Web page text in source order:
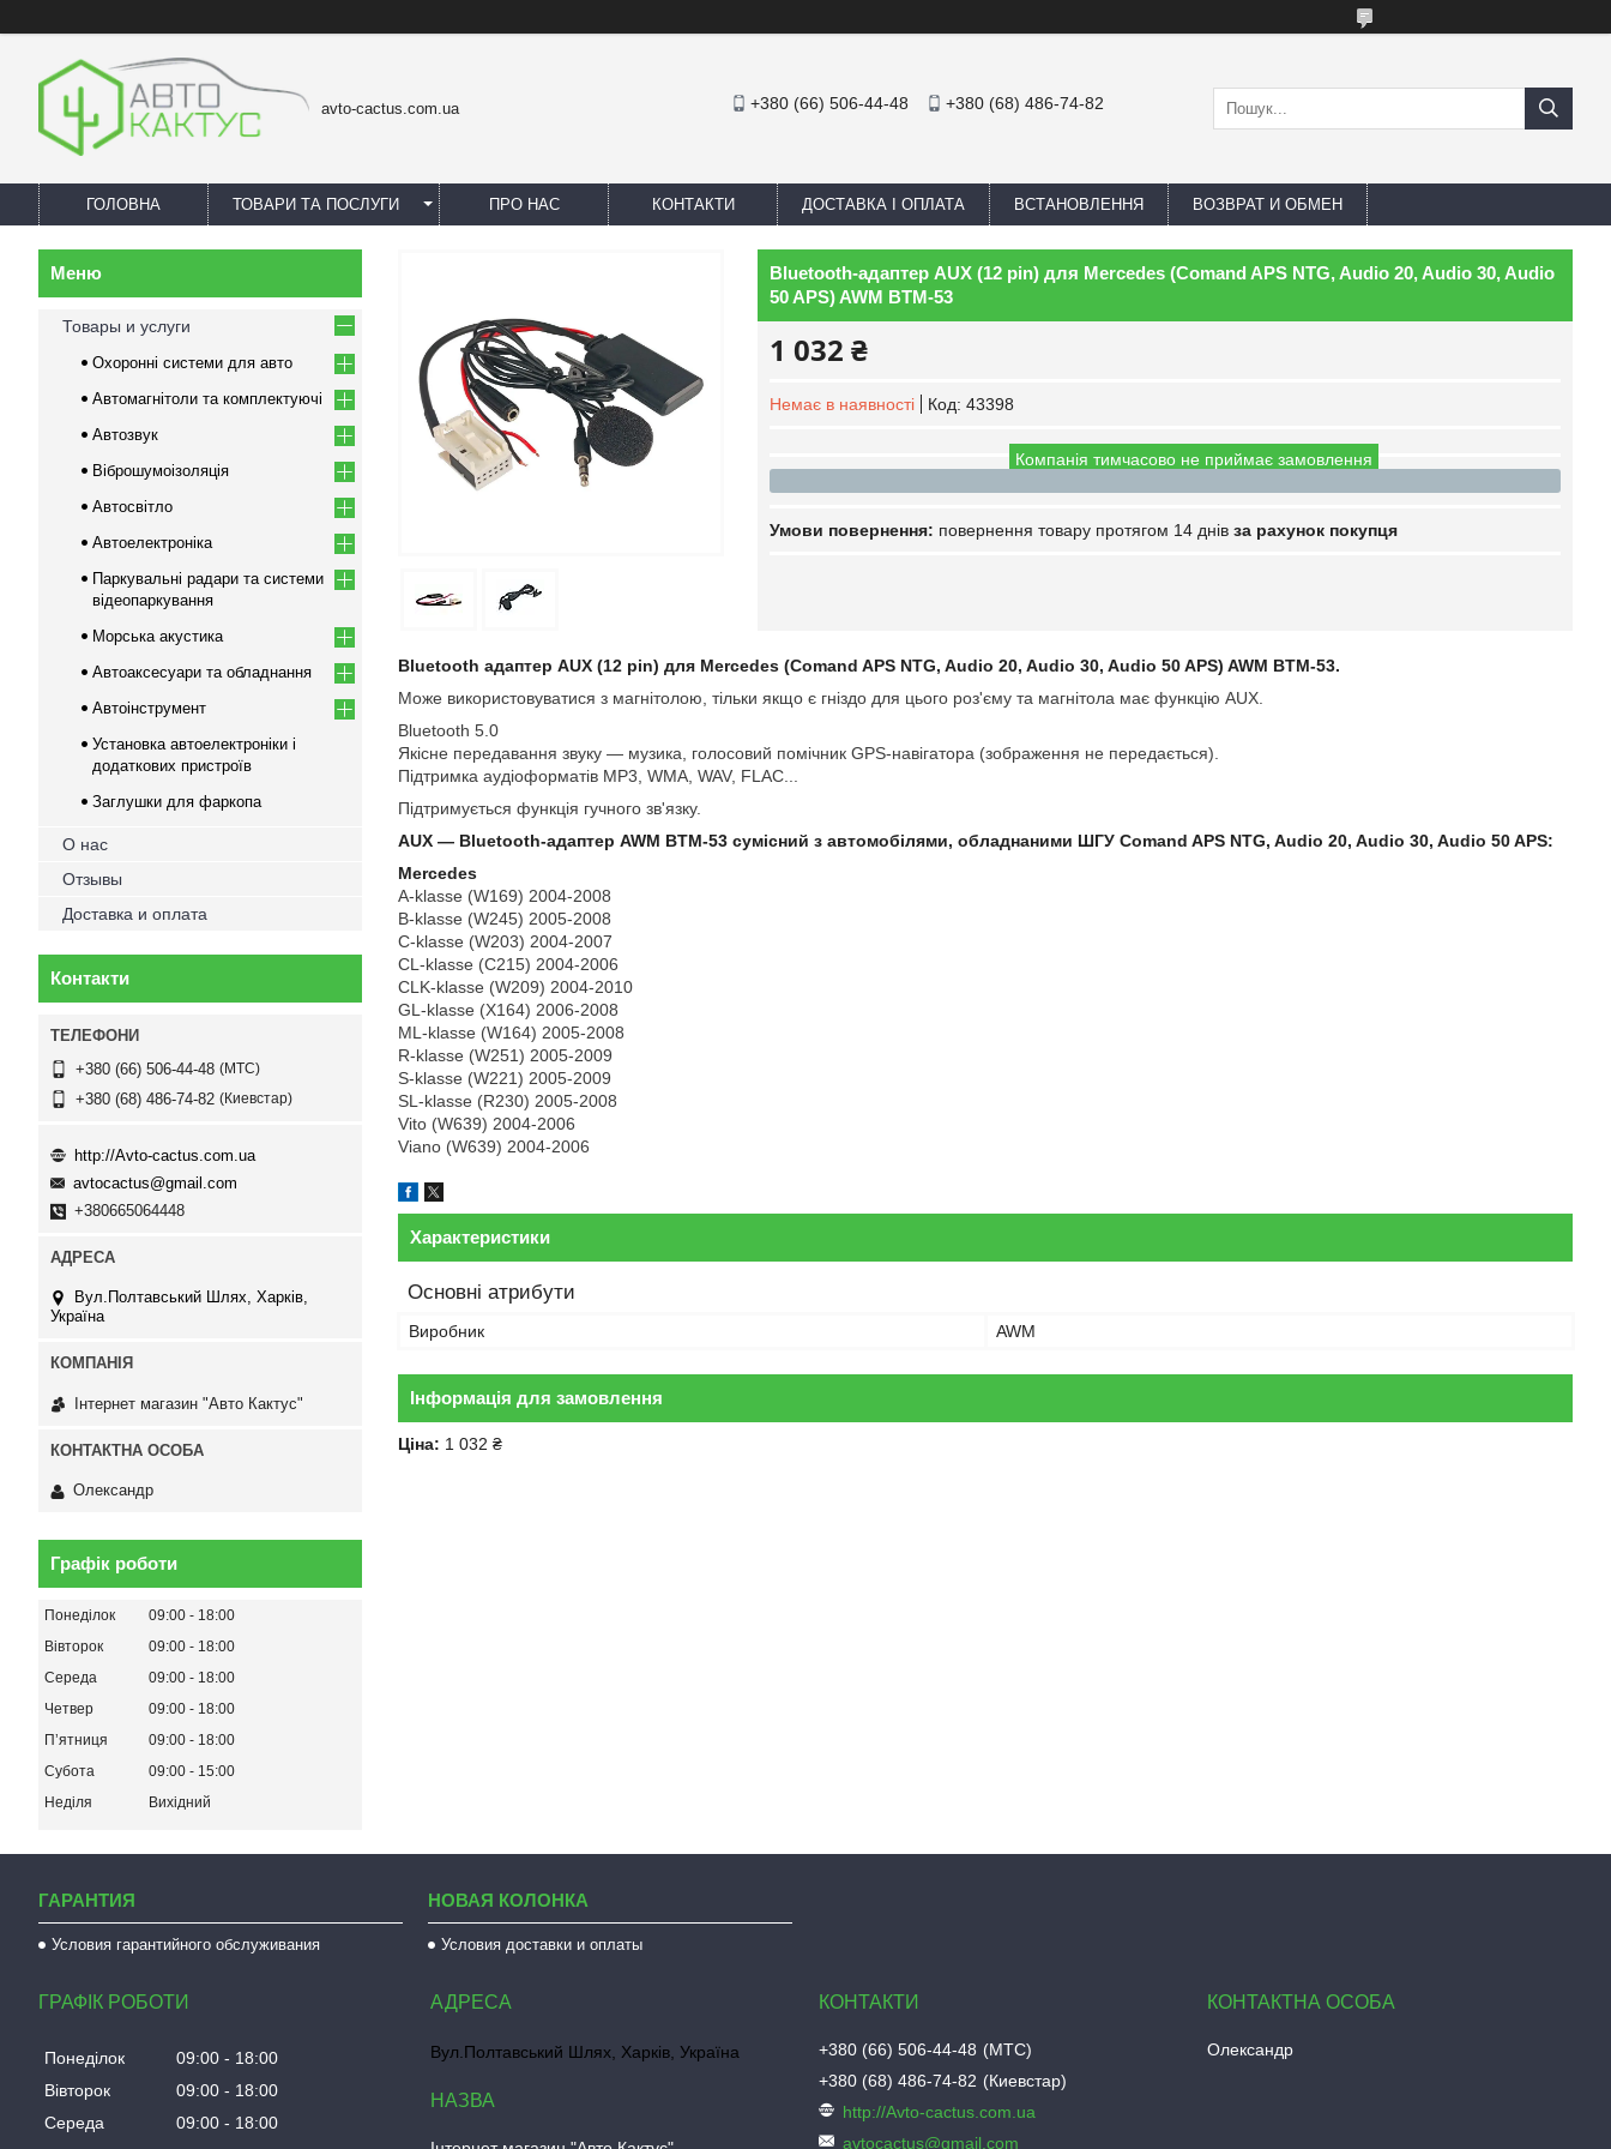
avto-cactus.com.ua +380 (66) 506-44-48 +380 (68) 486-74-82
ГОЛОВНА ТОВАРИ ТА ПОСЛУГИ ПРО НАС КОНТАКТИ ДОСТАВКА І ОПЛАТА ВСТАНОВЛЕННЯ ВОЗВРАТ И ОБМЕН
Bluetooth-адаптер AUX (12 pin) для Mercedes (Comand APS NTG, Audio 20, Audio 30, Audio
50 APS) AWM BTM-53
1 032 ₴
Немає в наявності Код: 43398
Компанія тимчасово не приймає замовлення
повернення товару протягом 14 днів за рахунок покупця
Bluetooth адаптер AUX (12 pin) для Mercedes (Comand APS NTG, Audio 20, Audio 30, Audio 50 APS) AWM BTM-53.
Може використовуватися з магнітолою, тільки якщо є гніздо для цього роз'єму та магнітола має функцію AUX.
Bluetooth 5.0
Якісне передавання звуку — музика, голосовий помічник GPS-навігатора (зображення не передається).
Підтримка аудіоформатів MP3, WMA, WAV, FLAC...
Підтримується функція гучного зв'язку.
AUX — Bluetooth-адаптер AWM BTM-53 сумісний з автомобілями, обладнаними ШГУ Comand APS NTG, Audio 20, Audio 30, Audio 50 APS:
Mercedes
A-klasse (W169) 2004-2008
B-klasse (W245) 2005-2008
C-klasse (W203) 2004-2007
CL-klasse (C215) 2004-2006
CLK-klasse (W209) 2004-2010
GL-klasse (X164) 2006-2008
ML-klasse (W164) 2005-2008
R-klasse (W251) 2005-2009
S-klasse (W221) 2005-2009
SL-klasse (R230) 2005-2008
Vito (W639) 2004-2006
Viano (W639) 2004-2006
Характеристики
Основні атрибути
Виробник AWM
Інформація для замовлення
Ціна: 1 032 ₴
Товары и услуги
Охоронні системи для авто
Автомагнітоли та комплектуючі
Автозвук
Віброшумоізоляція
Автосвітло
Автоелектроніка
Паркувальні радари та системи
відеопаркування
Морська акустика
Автоаксесуари та обладнання
Автоінструмент
Установка автоелектроніки і
додаткових пристроїв
Заглушки для фаркопа
О нас
Отзывы
Доставка и оплата
Контакти
+380 (66) 506-44-48 МТС
+380 (68) 486-74-82 Киевстар
http://Avto-cactus.com.ua
avtocactus@gmail.com
+380665064448
Вул.Полтавський Шлях, Харків,
Україна
Інтернет магазин "Авто Кактус"
Олександр
Графік роботи
Понеділок 09:00
18:00
Вівторок
09:00
18:00
Середа
09:00
18:00
Четвер
09:00
18:00
Пʼятниця
09:00
18:00
Субота
09:00
15:00
Неділя
Вихідний
ГАРАНТИЯ
Условия гарантийного обслуживания
НОВАЯ КОЛОНКА
Условия доставки и оплаты
ГРАФІК РОБОТИ
Понеділок 09:00
18:00
Вівторок
09:00
18:00
Середа
09:00
18:00
Вул.Полтавський Шлях, Харків, Україна +380 (66) 506-44-48
МТС
+380 (68) 486-74-82
Киевстар
http://Avto-cactus.com.ua
avtocactus@gmail.com
Олександр